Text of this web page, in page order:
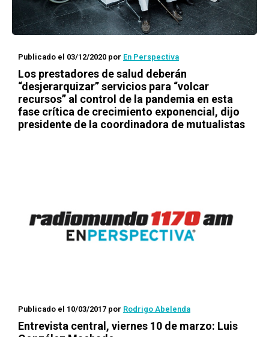
Publicado el 03/12/2020 por En Perspectiva
Los prestadores de salud deberán
“desjerarquizar” servicios para “volcar
recursos” al control de la pandemia en esta
fase crítica de crecimiento exponencial, dijo
presidente de la coordinadora de mutualistas
Publicado el 10/03/2017 por Rodrigo Abelenda
Entrevista central, viernes 10 de marzo: Luis